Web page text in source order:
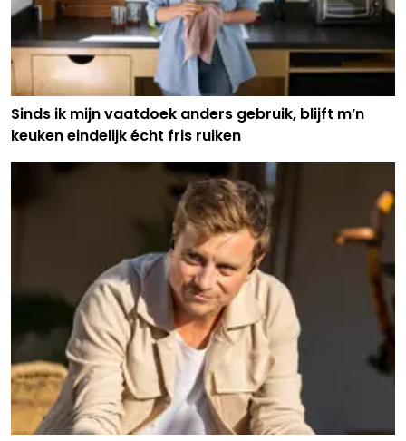
Sinds ik mijn vaatdoek anders gebruik, blijft m’n
keuken eindelijk écht fris ruiken